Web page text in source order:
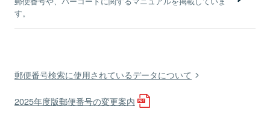
す。
郵便番号検索に使用されているデータについて
2025年度版郵便番号の変更案内